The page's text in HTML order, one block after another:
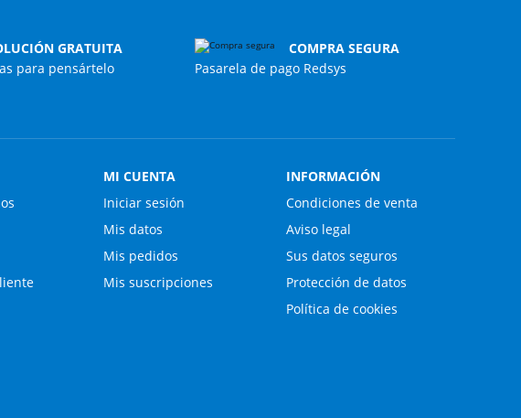
GRATUITA
para pensártelo
COMPRA SEGURA
Pasarela de pago Redsys
MI CUENTA
Iniciar sesión
Mis datos
Mis pedidos
Mis suscripciones
INFORMACIÓN
Condiciones de venta
Aviso legal
Sus datos seguros
Protección de datos
Política de cookies